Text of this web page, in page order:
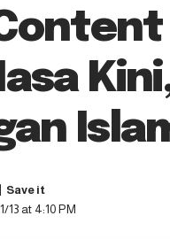
13 at 4:10 PM